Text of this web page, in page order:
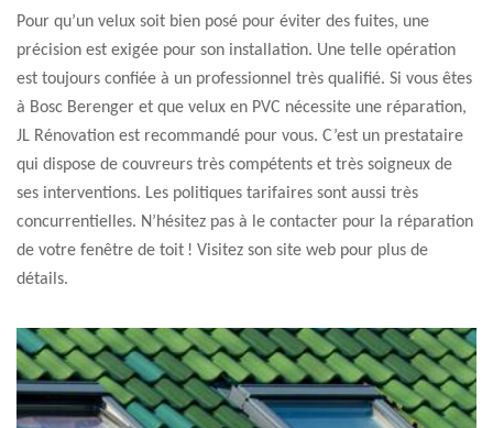
Pour qu’un velux soit bien posé pour éviter des fuites, une
précision est exigée pour son installation. Une telle opération
est toujours confiée à un professionnel très qualifié. Si vous êtes
à Bosc Berenger et que velux en PVC nécessite une réparation,
JL Rénovation est recommandé pour vous. C’est un prestataire
qui dispose de couvreurs très compétents et très soigneux de
ses interventions. Les politiques tarifaires sont aussi très
concurrentielles. N’hésitez pas à le contacter pour la réparation
de votre fenêtre de toit ! Visitez son site web pour plus de
détails.